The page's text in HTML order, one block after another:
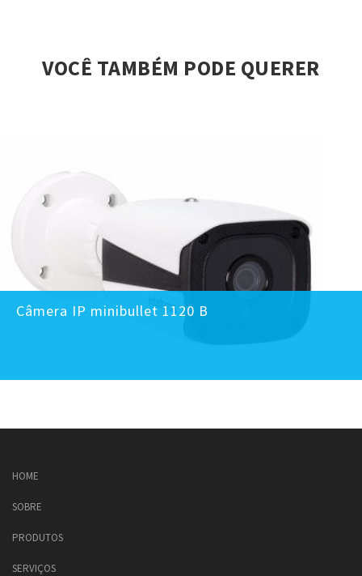
VOCÊ TAMBÉM PODE QUERER
Câmera IP minibullet 1120 B
HOME
SOBRE
PRODUTOS
SERVIÇOS